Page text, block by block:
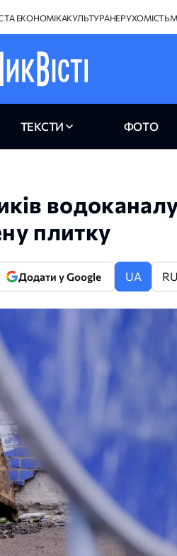
ТА ЕКОНОМІКАКУЛЬТУРАНЕРУХОМІСТЬ
ТЕКСТИ ФОТО
плитку
Додати у Google UA RU